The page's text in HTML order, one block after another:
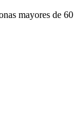
mayores de 60